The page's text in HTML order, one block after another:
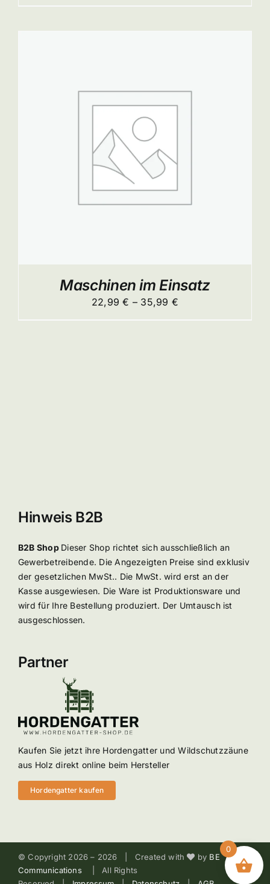
22,99 €
Maschinen im Einsatz
22,99€ – 35,99 €
22,99 €
Hinweis B2B
B2B Shop Dieser Shop richtet sich ausschließlich an
Gewerbetreibende. Die Angezeigten Preise sind exklusiv
der gesetzlichen MwSt.. Die MwSt. wird erst an der
Kasse ausgewiesen. Die Ware ist Produktionsware und
wird für Ihre Bestellung produziert. Der Umtausch ist
ausgeschlossen.
Partner
Kaufen Sie jetzt ihre Hordengatter und Wildschutzzäune
aus Holz direkt online beim Hersteller
Hordengatter kaufen
© Copyright 2026 – 2026 | Created with by BE
Communications
| All Rights
0